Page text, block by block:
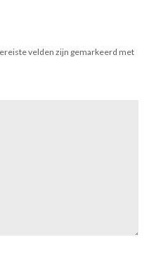
velden zijn gemarkeerd met